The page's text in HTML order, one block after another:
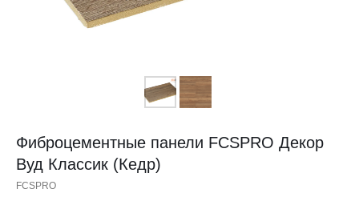
О компании
Фиброцементные панели FCSPRO Декор
Вуд Классик (Кедр)
FCSPRO